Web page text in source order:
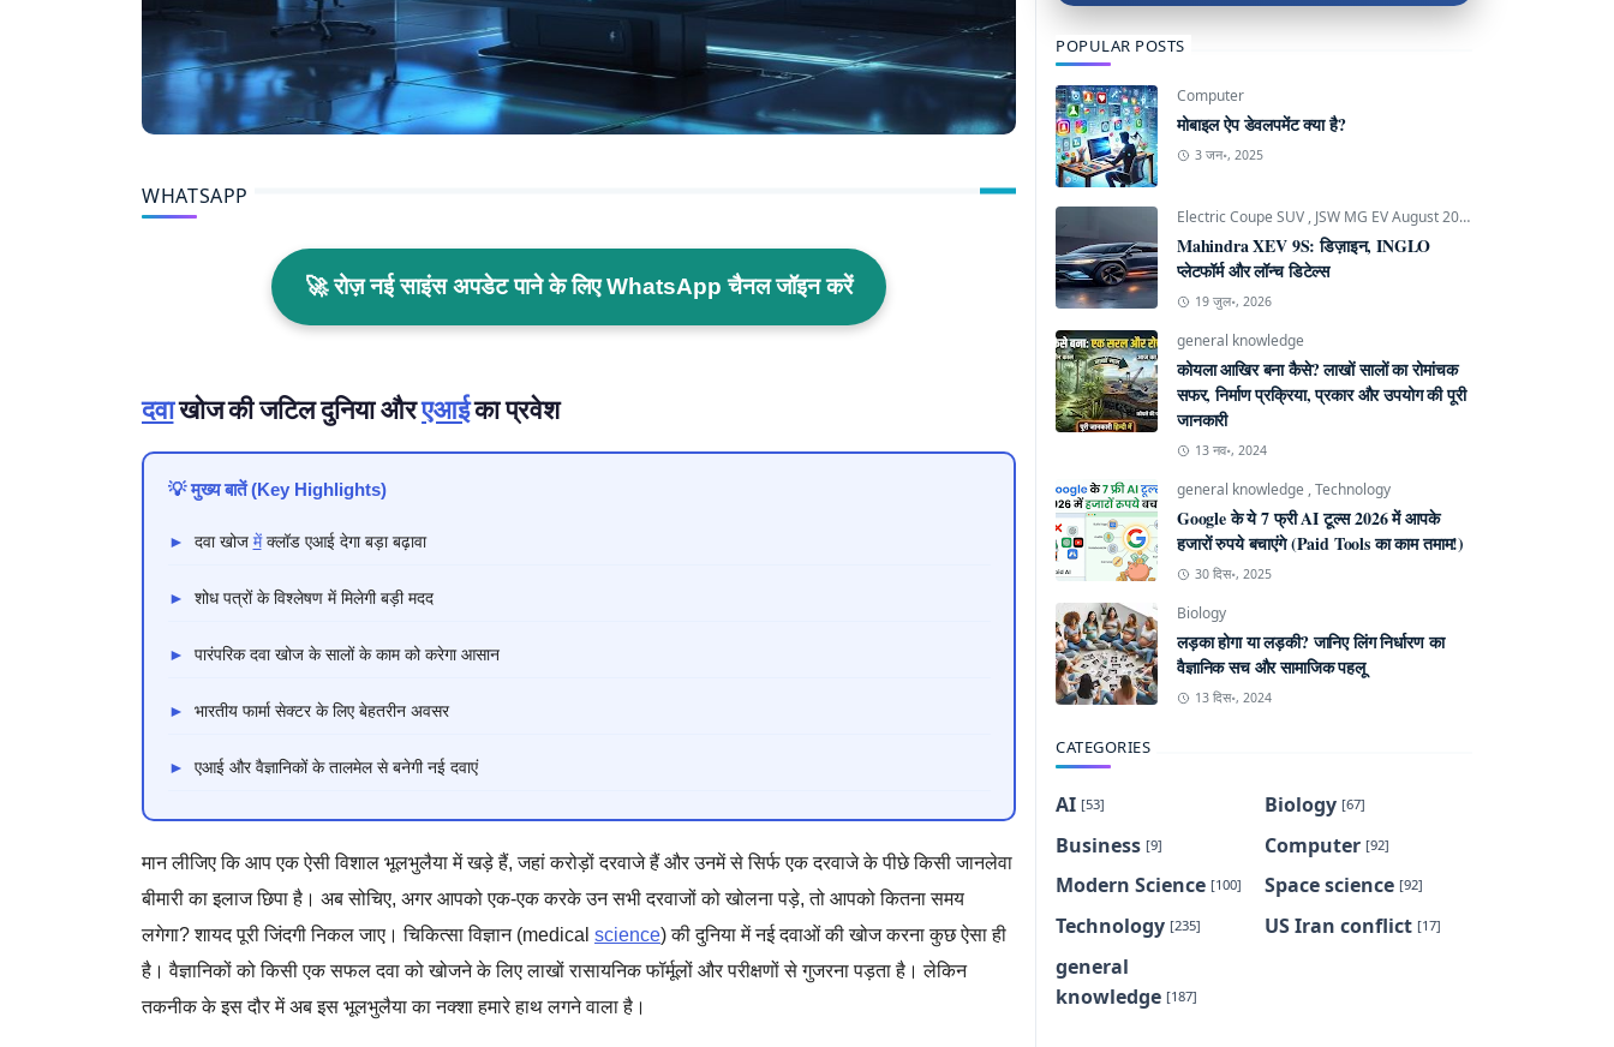
WHATSAPP
🚀 रोज़ नई साइंस अपडेट पाने के लिए WhatsApp चैनल जॉइन करें
दवाखोज की जटिल दुनिया औरएआईका प्रवेश
💡 मुख्य बातें (Key Highlights)
► दवा खोज मेंक्लॉड एआई देगा बड़ा बढ़ावा
► शोध पत्रों के विश्लेषण में मिलेगी बड़ी मदद
► पारंपरिक दवा खोज के सालों के काम को करेगा आसान
► भारतीय फार्मा सेक्टर के लिए बेहतरीन अवसर
► एआई और वैज्ञानिकों के तालमेल से बनेगी नई दवाएं
मान लीजिए कि आप एक ऐसी विशाल भूलभुलैया में खड़े हैं, जहां करोड़ों दरवाजे हैं और उनमें से सिर्फ एक दरवाजे के पीछे किसी जानलेवा
बीमारी का इलाज छिपा है। अब सोचिए, अगर आपको एक-एक करके उन सभी दरवाजों को खोलना पड़े, तो आपको कितना समय
लगेगा? शायद पूरी जिंदगी निकल जाए। चिकित्सा विज्ञान (medical science) की दुनिया में नई दवाओं की खोज करना कुछ ऐसा ही
है। वैज्ञानिकों को किसी एक सफल दवा को खोजने के लिए लाखों रासायनिक फॉर्मूलों और परीक्षणों से गुजरना पड़ता है। लेकिन
तकनीक के इस दौर में अब इस भूलभुलैया का नक्शा हमारे हाथ लगने वाला है।
POPULAR POSTS
Computer
मोबाइल ऐप डेवलपमेंट क्या है?
3 जन॰, 2025
Electric Coupe SUV , JSW MG EV August 2026
Mahindra XEV 9S: डिज़ाइन, INGLO
प्लेटफॉर्म और लॉन्च डिटेल्स
19 जुल॰, 2026
general knowledge
कोयला आखिर बना कैसे? लाखों सालों का रोमांचक
सफर, निर्माण प्रक्रिया, प्रकार और उपयोग की पूरी
जानकारी
13 नव॰, 2024
general knowledge ,Technology
Google के ये 7 फ्री AI टूल्स 2026 में आपके
हजारों रुपये बचाएंगे (Paid Tools का काम तमाम!)
30 दिस॰, 2025
Biology
लड़का होगा या लड़की? जानिए लिंग निर्धारण का
वैज्ञानिक सच और सामाजिक पहलू
13 दिस॰, 2024
CATEGORIES
AI [53] Biology [67]
Business [9] Computer [92]
Modern Science [100] Space science [92]
Technology [235] US Iran conflict [17]
general
knowledge [187]